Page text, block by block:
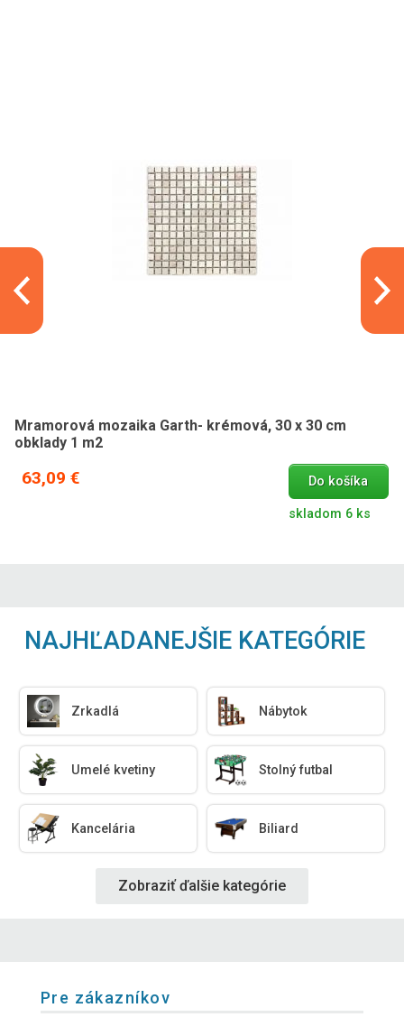
Mramorová mozaika Garth- krémová, 30 x 30 cm
obklady 1 m2
63,09 € Do košíka
skladom 6 ks
NAJHĽADANEJŠIE KATEGÓRIE
Zrkadlá Nábytok
Umelé kvetiny Stolný futbal
Kancelária Biliard
Zobraziť ďalšie kategórie
Pre zákazníkov